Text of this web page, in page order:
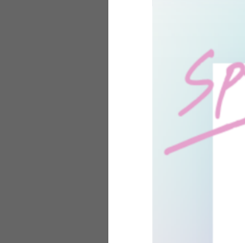
素材の良さを活かしたウッドソ
ケットのペンダントライト
インフォメーション